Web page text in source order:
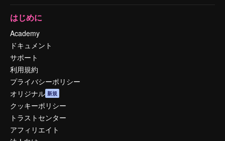
はじめに
Academy
ドキュメント
サポート
利用規約
プライバシーポリシー
オリジナル 新規
クッキーポリシー
トラストセンター
アフィリエイト